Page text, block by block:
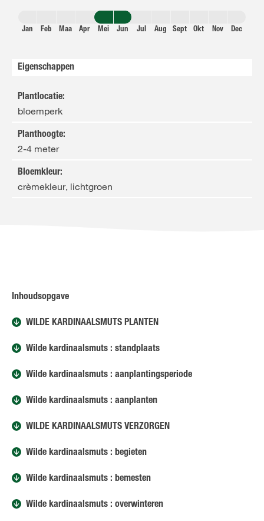
Jan Feb Maa Apr Mei Jun Jul Aug Sept Okt Nov Dec
Eigenschappen
Plantlocatie:
bloemperk
Planthoogte:
2-4 meter
Bloemkleur:
crèmekleur, lichtgroen
Inhoudsopgave
WILDE KARDINAALSMUTS PLANTEN
Wilde kardinaalsmuts : standplaats
Wilde kardinaalsmuts : aanplantingsperiode
Wilde kardinaalsmuts : aanplanten
WILDE KARDINAALSMUTS VERZORGEN
Wilde kardinaalsmuts : begieten
Wilde kardinaalsmuts : bemesten
Wilde kardinaalsmuts : overwinteren